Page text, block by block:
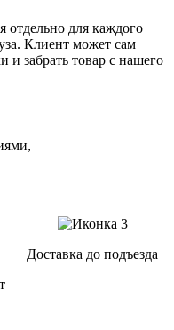
отдельно для каждого
Клиент может сам
и забрать товар с нашего
Доставка до подъезда